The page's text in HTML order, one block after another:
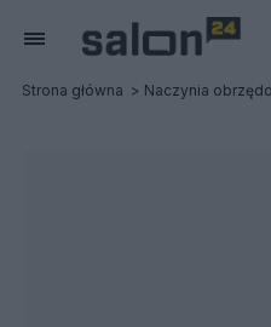
Strona główna Naczynia